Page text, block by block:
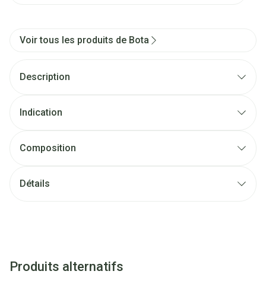
Voir tous les produits de Bota
Description
Indication
Composition
Détails
Produits alternatifs